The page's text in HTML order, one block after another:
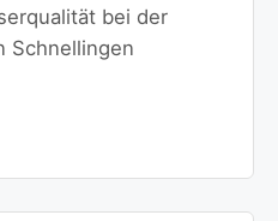
bei der
Schnellingen